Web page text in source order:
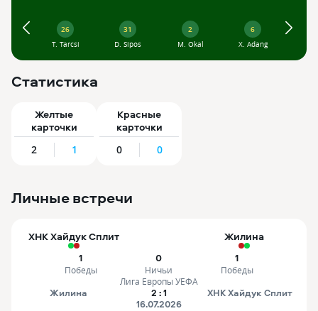
11
M. Sego
1
J. Badzgon
A. Narimanidze
26
T. Tarcsi
31
D. Sipos
2
M. Okal
6
X. Adang
Статистика
Желтые
карточки
2
1
Красные
карточки
0
0
Личные встречи
ХНК Хайдук Сплит
Жилина
1
Победы
0
Ничьи
1
Победы
Жилина
Лига Европы УЕФА
2 :1
16.07.2026
ХНК Хайдук Сплит